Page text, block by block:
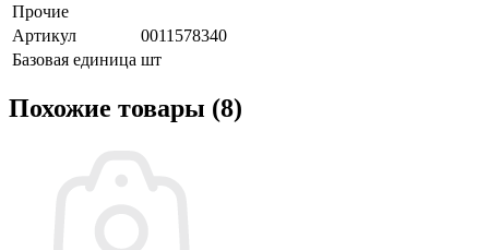
Прочие
Артикул
0011578340
Базовая единица шт
Похожие товары (8)